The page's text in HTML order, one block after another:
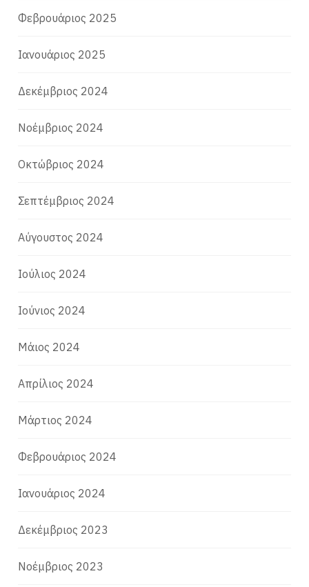
Φεβρουάριος 2025
Ιανουάριος 2025
Δεκέμβριος 2024
Νοέμβριος 2024
Οκτώβριος 2024
Σεπτέμβριος 2024
Αύγουστος 2024
Ιούλιος 2024
Ιούνιος 2024
Μάιος 2024
Απρίλιος 2024
Μάρτιος 2024
Φεβρουάριος 2024
Ιανουάριος 2024
Δεκέμβριος 2023
Νοέμβριος 2023